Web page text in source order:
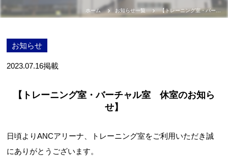
ホーム お知らせ一覧
お知らせ
2023.07.16掲載
【トレーニング室・バーチャル室 休室のお知ら
せ】
日頃よりANCアリーナ、トレーニング室をご利用いただき誠
にありがとうございます。